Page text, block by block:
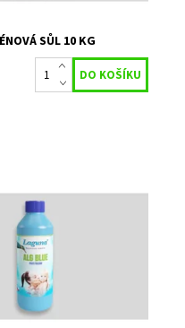
SŮL 10 KG
k prevenci a likvidaci
v bazénové vodě
Skladem 4 ks
4152
STACHEMA CZ s.r.o
2 roky